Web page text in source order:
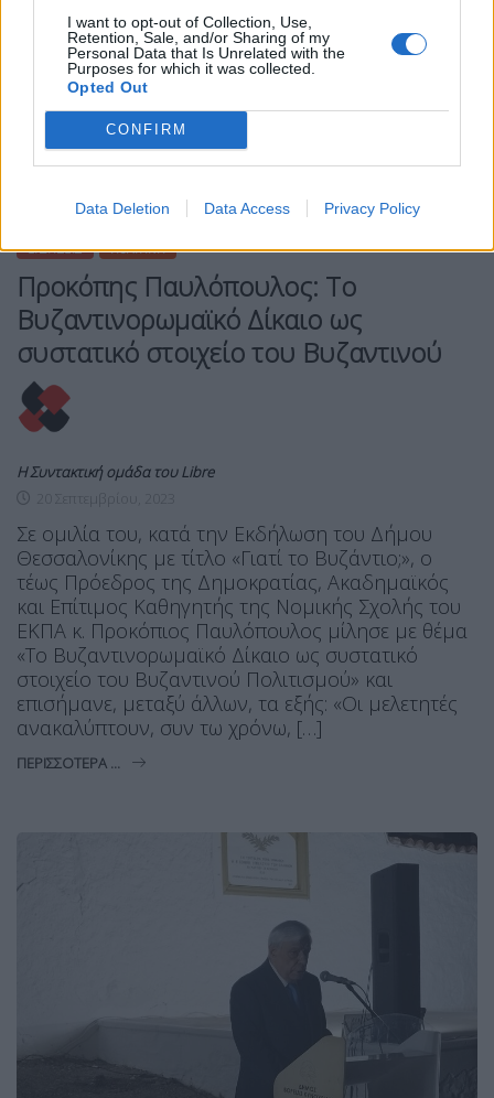
I want to opt-out of Collection, Use,
Retention, Sale, and/or Sharing of my
Personal Data that Is Unrelated with the
Purposes for which it was collected.
Opted Out
CONFIRM
Data Deletion Data Access Privacy Policy
ΕΙΔΉΣΕΙΣ ΠΟΛΙΤΙΚΉ
Προκόπης Παυλόπουλος: Το
Βυζαντινορωμαϊκό Δίκαιο ως
συστατικό στοιχείο του Βυζαντινού
Η Συντακτική ομάδα του Libre
Σε ομιλία του, κατά την Εκδήλωση του Δήμου
Θεσσαλονίκης με τίτλο «Γιατί το Βυζάντιο;», ο
τέως Πρόεδρος της Δημοκρατίας, Ακαδημαϊκός
και Επίτιμος Καθηγητής της Νομικής Σχολής του
ΕΚΠΑ κ. Προκόπιος Παυλόπουλος μίλησε με θέμα
«Το Βυζαντινορωμαϊκό Δίκαιο ως συστατικό
στοιχείο του Βυζαντινού Πολιτισμού» και
επισήμανε, μεταξύ άλλων, τα εξής: «Οι μελετητές
ανακαλύπτουν, συν τω χρόνω, […]
ΠΕΡΙΣΣΌΤΕΡΑ ...